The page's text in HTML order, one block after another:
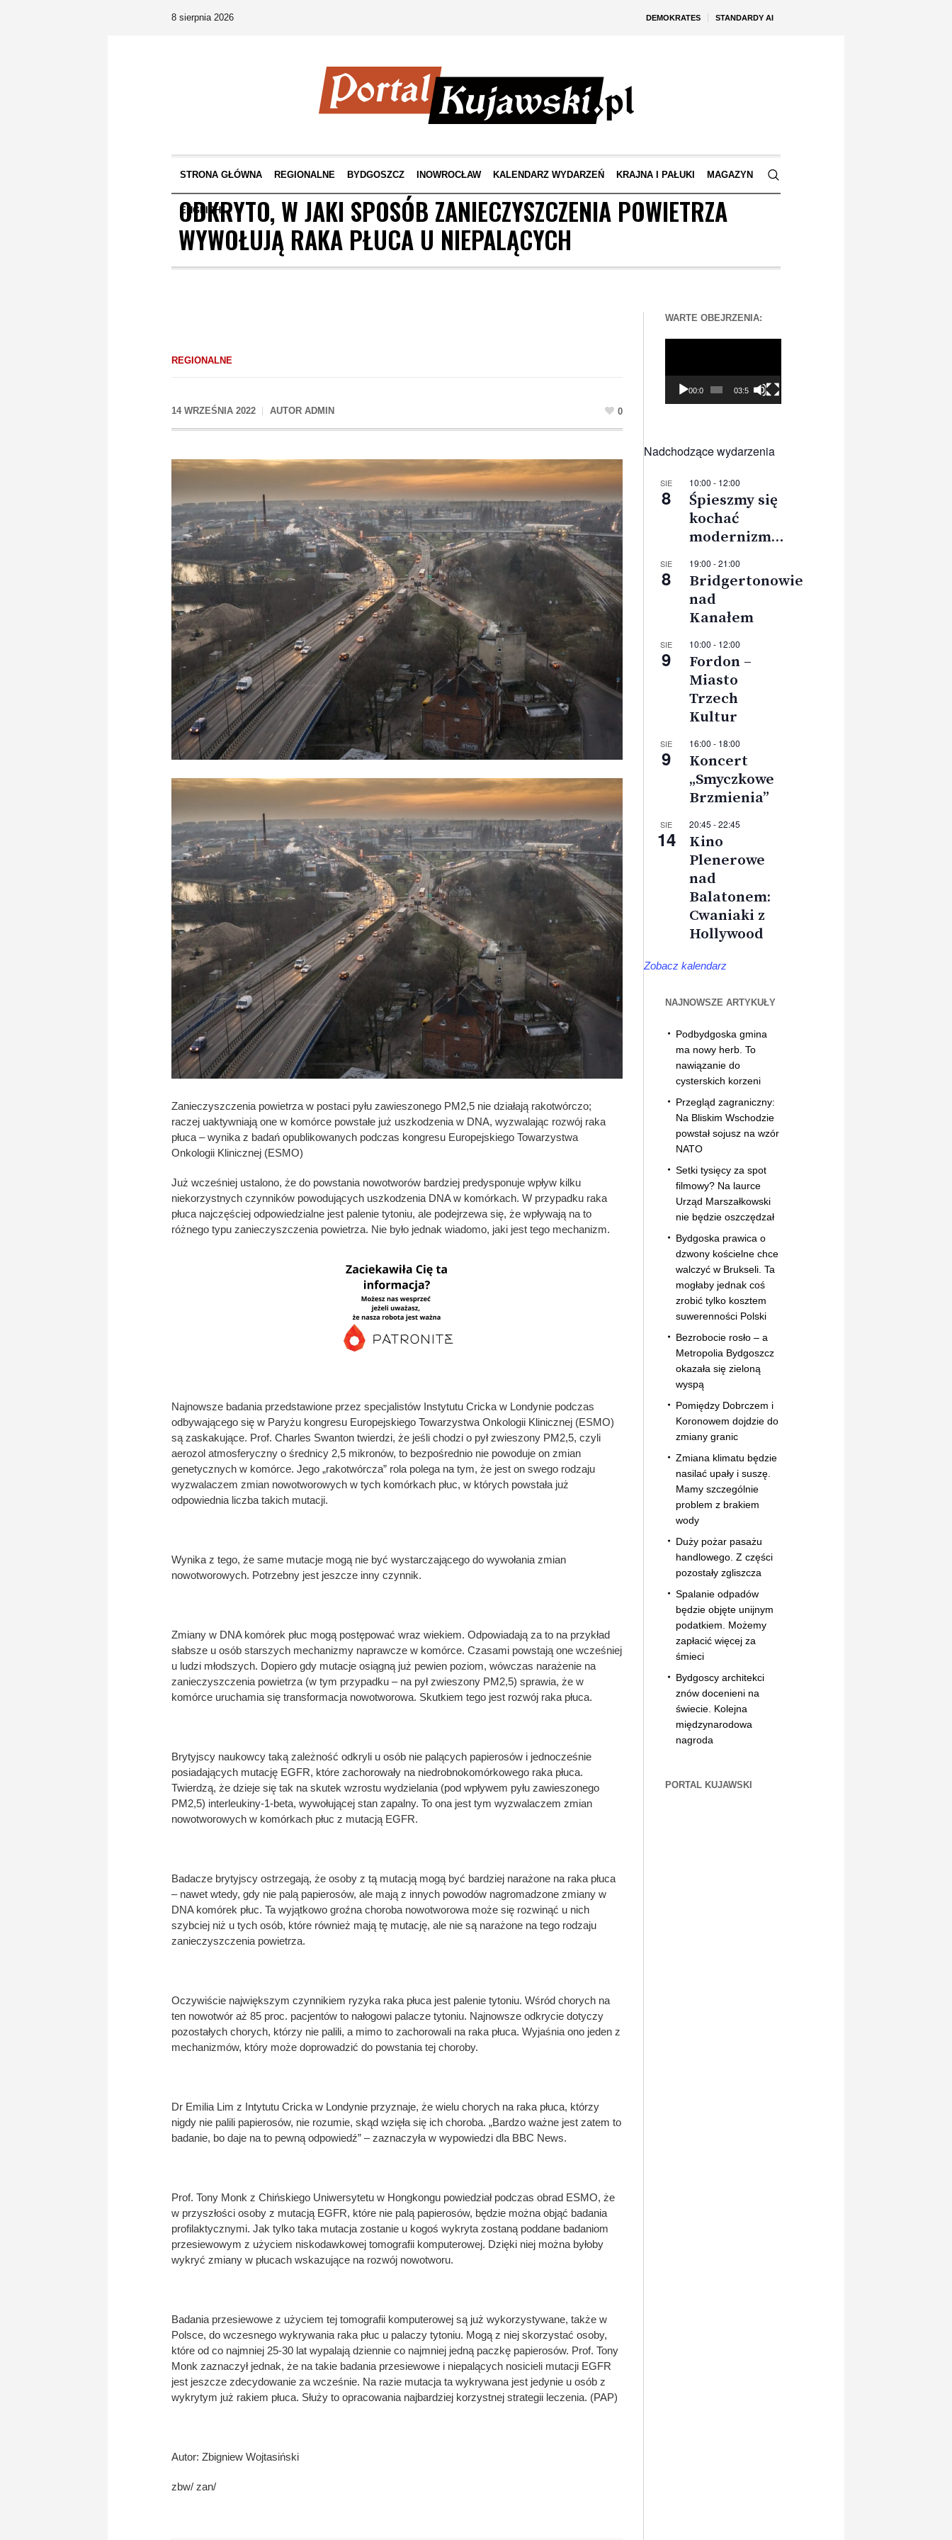
DEMOKRATES STANDARDY AI
8 sierpnia 2026
STRONA GŁÓWNA REGIONALNE BYDGOSZCZ INOWROCŁAW KALENDARZ WYDARZEŃ KRAJNA I PAŁUKI MAGAZYN
ENGLISH
ODKRYTO, W JAKI SPOSÓB ZANIECZYSZCZENIA POWIETRZA
WYWOŁUJĄ RAKA PŁUCA U NIEPALĄCYCH
REGIONALNE
14 WRZEŚNIA 2022 AUTOR ADMIN 0
Zanieczyszczenia powietrza w postaci pyłu zawieszonego PM2,5 nie działają rakotwórczo;
raczej uaktywniają one w komórce powstałe już uszkodzenia w DNA, wyzwalając rozwój raka
płuca – wynika z badań opublikowanych podczas kongresu Europejskiego Towarzystwa
Onkologii Klinicznej (ESMO)
Już wcześniej ustalono, że do powstania nowotworów bardziej predysponuje wpływ kilku
niekorzystnych czynników powodujących uszkodzenia DNA w komórkach. W przypadku raka
płuca najczęściej odpowiedzialne jest palenie tytoniu, ale podejrzewa się, że wpływają na to
różnego typu zanieczyszczenia powietrza. Nie było jednak wiadomo, jaki jest tego mechanizm.
Najnowsze badania przedstawione przez specjalistów Instytutu Cricka w Londynie podczas
odbywającego się w Paryżu kongresu Europejskiego Towarzystwa Onkologii Klinicznej (ESMO)
są zaskakujące. Prof. Charles Swanton twierdzi, że jeśli chodzi o pył zwieszony PM2,5, czyli
aerozol atmosferyczny o średnicy 2,5 mikronów, to bezpośrednio nie powoduje on zmian
genetycznych w komórce. Jego „rakotwórcza” rola polega na tym, że jest on swego rodzaju
wyzwalaczem zmian nowotworowych w tych komórkach płuc, w których powstała już
odpowiednia liczba takich mutacji.
Wynika z tego, że same mutacje mogą nie być wystarczającego do wywołania zmian
nowotworowych. Potrzebny jest jeszcze inny czynnik.
Zmiany w DNA komórek płuc mogą postępować wraz wiekiem. Odpowiadają za to na przykład
słabsze u osób starszych mechanizmy naprawcze w komórce. Czasami powstają one wcześniej
u ludzi młodszych. Dopiero gdy mutacje osiągną już pewien poziom, wówczas narażenie na
zanieczyszczenia powietrza (w tym przypadku – na pył zwieszony PM2,5) sprawia, że w
komórce uruchamia się transformacja nowotworowa. Skutkiem tego jest rozwój raka płuca.
Brytyjscy naukowcy taką zależność odkryli u osób nie palących papierosów i jednocześnie
posiadających mutację EGFR, które zachorowały na niedrobnokomórkowego raka płuca.
Twierdzą, że dzieje się tak na skutek wzrostu wydzielania (pod wpływem pyłu zawieszonego
PM2,5) interleukiny-1-beta, wywołującej stan zapalny. To ona jest tym wyzwalaczem zmian
nowotworowych w komórkach płuc z mutacją EGFR.
Badacze brytyjscy ostrzegają, że osoby z tą mutacją mogą być bardziej narażone na raka płuca
– nawet wtedy, gdy nie palą papierosów, ale mają z innych powodów nagromadzone zmiany w
DNA komórek płuc. Ta wyjątkowo groźna choroba nowotworowa może się rozwinąć u nich
szybciej niż u tych osób, które również mają tę mutację, ale nie są narażone na tego rodzaju
zanieczyszczenia powietrza.
Oczywiście największym czynnikiem ryzyka raka płuca jest palenie tytoniu. Wśród chorych na
ten nowotwór aż 85 proc. pacjentów to nałogowi palacze tytoniu. Najnowsze odkrycie dotyczy
pozostałych chorych, którzy nie palili, a mimo to zachorowali na raka płuca. Wyjaśnia ono jeden z
mechanizmów, który może doprowadzić do powstania tej choroby.
Dr Emilia Lim z Intytutu Cricka w Londynie przyznaje, że wielu chorych na raka płuca, którzy
nigdy nie palili papierosów, nie rozumie, skąd wzięła się ich choroba. „Bardzo ważne jest zatem to
badanie, bo daje na to pewną odpowiedź” – zaznaczyła w wypowiedzi dla BBC News.
Prof. Tony Monk z Chińskiego Uniwersytetu w Hongkongu powiedział podczas obrad ESMO, że
w przyszłości osoby z mutacją EGFR, które nie palą papierosów, będzie można objąć badania
profilaktycznymi. Jak tylko taka mutacja zostanie u kogoś wykryta zostaną poddane badaniom
przesiewowym z użyciem niskodawkowej tomografii komputerowej. Dzięki niej można byłoby
wykryć zmiany w płucach wskazujące na rozwój nowotworu.
Badania przesiewowe z użyciem tej tomografii komputerowej są już wykorzystywane, także w
Polsce, do wczesnego wykrywania raka płuc u palaczy tytoniu. Mogą z niej skorzystać osoby,
które od co najmniej 25-30 lat wypalają dziennie co najmniej jedną paczkę papierosów. Prof. Tony
Monk zaznaczył jednak, że na takie badania przesiewowe i niepalących nosicieli mutacji EGFR
jest jeszcze zdecydowanie za wcześnie. Na razie mutacja ta wykrywana jest jedynie u osób z
wykrytym już rakiem płuca. Służy to opracowania najbardziej korzystnej strategii leczenia. (PAP)
Autor: Zbigniew Wojtasiński
zbw/ zan/
WARTE OBEJRZENIA:
00:00 03:56
Nadchodzące wydarzenia
SIE
8
10:00 - 12:00
Śpieszmy się
kochać
modernizm…
SIE
8
19:00 -21:00
Bridgertonowie
nad
Kanałem
SIE
9
10:00 - 12:00
Fordon –
Miasto
Trzech
Kultur
SIE
9
16:00 - 18:00
Koncert
„Smyczkowe
Brzmienia”
SIE
14
20:45 -22:45
Kino
Plenerowe
nad
Balatonem:
Cwaniaki z
Hollywood
Zobacz kalendarz
NAJNOWSZE ARTYKUŁY
Podbydgoska gmina
ma nowy herb. To
nawiązanie do
cysterskich korzeni
Przegląd zagraniczny:
Na Bliskim Wschodzie
powstał sojusz na wzór
NATO
Setki tysięcy za spot
filmowy? Na laurce
Urząd Marszałkowski
nie będzie oszczędzał
Bydgoska prawica o
dzwony kościelne chce
walczyć w Brukseli. Ta
mogłaby jednak coś
zrobić tylko kosztem
suwerenności Polski
Bezrobocie rosło – a
Metropolia Bydgoszcz
okazała się zieloną
wyspą
Pomiędzy Dobrczem i
Koronowem dojdzie do
zmiany granic
Zmiana klimatu będzie
nasilać upały i suszę.
Mamy szczególnie
problem z brakiem
wody
Duży pożar pasażu
handlowego. Z części
pozostały zgliszcza
Spalanie odpadów
będzie objęte unijnym
podatkiem. Możemy
zapłacić więcej za
śmieci
Bydgoscy architekci
znów docenieni na
świecie. Kolejna
międzynarodowa
nagroda
PORTAL KUJAWSKI